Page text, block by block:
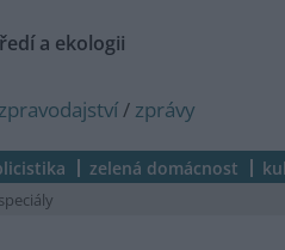
a ekologii
zpravodajství/ zprávy
zelená domácnost
speciály